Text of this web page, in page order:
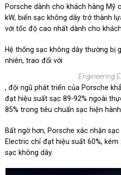
Porsche dành cho khách hàng Mỹ
kW, biến sạc không dây trở thành
với tốc độ cao nhất dành cho
Hệ thống sạc không dây thường bị
nhiên, trao đổi với
Engineering
, đội ngũ phát triển của Porsche
đạt hiệu suất sạc 89-92% ngoài
85% trong tiêu chuẩn sạc hiện hành.
Bất ngờ hơn, Porsche xác nhận
Electric chỉ đạt hiệu suất 60%,
sạc không dây.